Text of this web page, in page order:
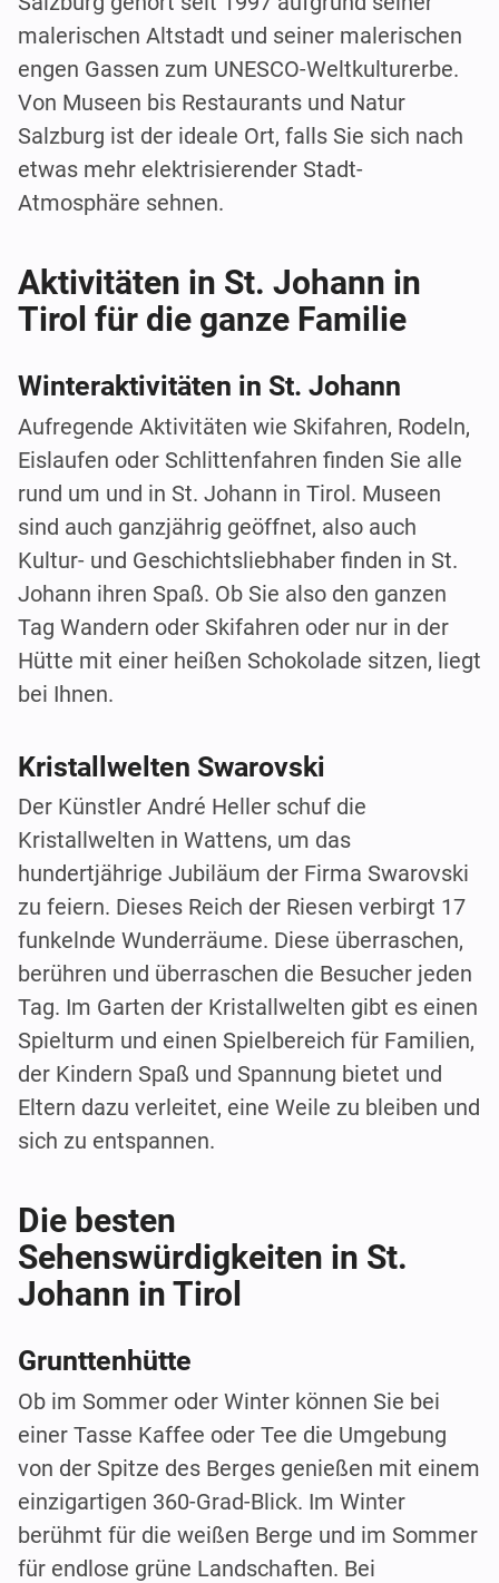
malerischen Altstadt und seiner malerischen
engen Gassen zum UNESCO-Weltkulturerbe.
Von Museen bis Restaurants und Natur
Salzburg ist der ideale Ort, falls Sie sich nach
etwas mehr elektrisierender Stadt-
Atmosphäre sehnen.
Aktivitäten in St. Johann in
Tirol für die ganze Familie
Winteraktivitäten in St. Johann
Aufregende Aktivitäten wie Skifahren, Rodeln,
Eislaufen oder Schlittenfahren finden Sie alle
rund um und in St. Johann in Tirol. Museen
sind auch ganzjährig geöffnet, also auch
Kultur- und Geschichtsliebhaber finden in St.
Johann ihren Spaß. Ob Sie also den ganzen
Tag Wandern oder Skifahren oder nur in der
Hütte mit einer heißen Schokolade sitzen, liegt
bei Ihnen.
Kristallwelten Swarovski
Der Künstler André Heller schuf die
Kristallwelten in Wattens, um das
hundertjährige Jubiläum der Firma Swarovski
zu feiern. Dieses Reich der Riesen verbirgt 17
funkelnde Wunderräume. Diese überraschen,
berühren und überraschen die Besucher jeden
Tag. Im Garten der Kristallwelten gibt es einen
Spielturm und einen Spielbereich für Familien,
der Kindern Spaß und Spannung bietet und
Eltern dazu verleitet, eine Weile zu bleiben und
sich zu entspannen.
Die besten
Sehenswürdigkeiten in St.
Johann in Tirol
Grunttenhütte
Ob im Sommer oder Winter können Sie bei
einer Tasse Kaffee oder Tee die Umgebung
von der Spitze des Berges genießen mit einem
einzigartigen 360-Grad-Blick. Im Winter
berühmt für die weißen Berge und im Sommer
für endlose grüne Landschaften. Bei